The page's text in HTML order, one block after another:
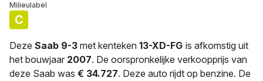
Milieulabel
C
Deze Saab 9-3 met kenteken 13-XD-FG is afkomstig uit
het bouwjaar 2007. De oorspronkelijke verkoopprijs van
deze Saab was € 34.727. Deze auto rijdt op benzine. De